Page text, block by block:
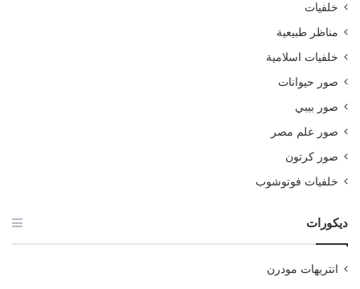
خلفيات
مناظر طبيعية
خلفيات اسلامية
صور حيوانات
صور بيبي
صور علم مصر
صور كرتون
خلفيات فوتوشوب
ديكورات
انتريهات مودرن